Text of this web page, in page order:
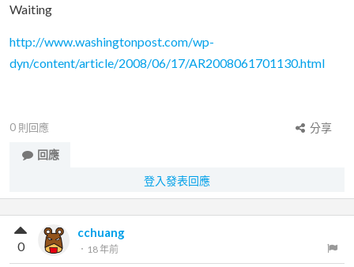
Waiting
http://www.washingtonpost.com/wp-
dyn/content/article/2008/06/17/AR2008061701130.html
0 則回應
分享
回應
登入發表回應
cchuang
． 18 年前
0